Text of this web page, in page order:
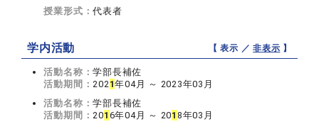
授業形式：代表者
学内活動 【 表示 ／非表示 】
活動名称：学部長補佐
活動期間：2021年04月 ～ 2023年03月
活動名称：学部長補佐
活動期間：201 6年04月 ～ 201 8年03月